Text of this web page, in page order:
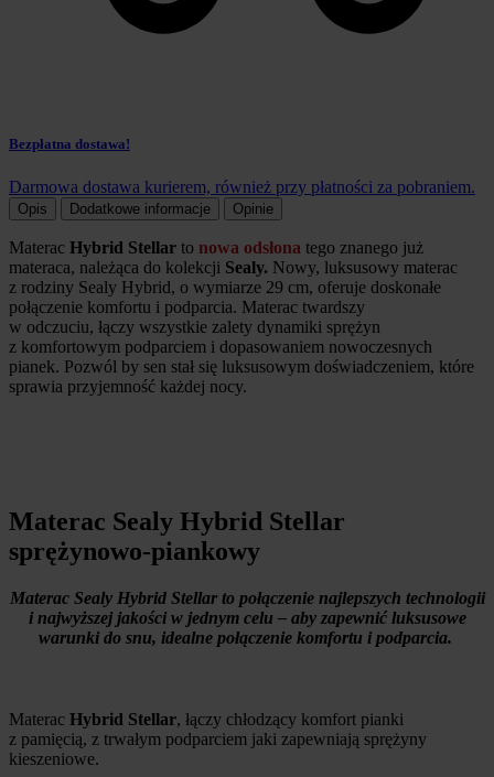
Bezpłatna dostawa!
Darmowa dostawa kurierem, również przy płatności za pobraniem.
Opis Dodatkowe informacje Opinie
Materac Hybrid Stellar to nowa odsłona tego znanego już
materaca, należąca do kolekcji Sealy. Nowy, luksusowy materac
z rodziny Sealy Hybrid, o wymiarze 29 cm, oferuje doskonałe
połączenie komfortu i podparcia. Materac twardszy
w odczuciu, łączy wszystkie zalety dynamiki sprężyn
z komfortowym podparciem i dopasowaniem nowoczesnych
pianek. Pozwól by sen stał się luksusowym doświadczeniem, które
sprawia przyjemność każdej nocy.
Materac Sealy Hybrid Stellar
sprężynowo-piankowy
Materac Sealy Hybrid Stellar to połączenie najlepszych technologii
i najwyższej jakości w jednym celu – aby zapewnić luksusowe
warunki do snu, idealne połączenie komfortu i podparcia.
Materac Hybrid Stellar, łączy chłodzący komfort pianki
z pamięcią, z trwałym podparciem jaki zapewniają sprężyny
kieszeniowe.